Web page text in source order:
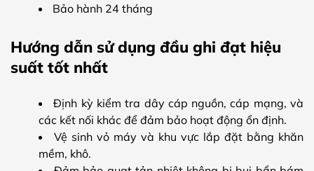
Bảo hành 24 tháng
Hướng dẫn sử dụng đầu ghi đạt hiệu
suất tốt nhất
Định kỳ kiểm tra dây cáp nguồn, cáp mạng, và
các kết nối khác để đảm bảo hoạt động ổn định.
Vệ sinh vỏ máy và khu vực lắp đặt bằng khăn
mềm, khô.